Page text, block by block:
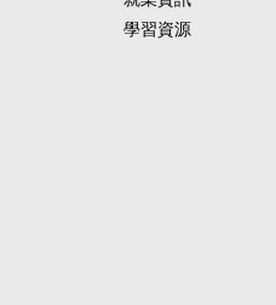
學習資源